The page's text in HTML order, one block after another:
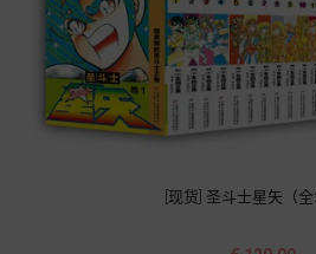
[现货] 圣斗士星矢（全